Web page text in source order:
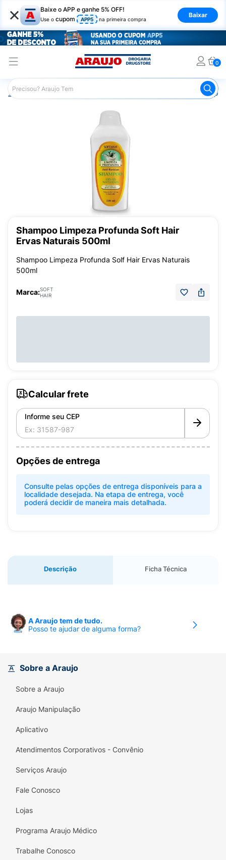
× Baixe o APP e ganhe 5% OFF!
Use o cupom APP5 na primeira compra
Baixar
0
Araujo Cabelo Cabelos de Todos os Tipos
Shampoo Limpeza Profunda Soft Hair
Ervas Naturais 500ml
Shampoo Limpeza Profunda Solf Hair Ervas Naturais
500ml
Marca:SOFT
HAIR
Calcular frete
Informe seu CEP
Opções de entrega
Consulte pelas opções de entrega disponíveis para a
localidade desejada. Na etapa de entrega, você
poderá decidir de maneira mais detalhada.
Descrição Ficha Técnica
A Araujo tem de tudo.
Posso te ajudar de alguma forma?
Sobre a Araujo
Sobre a Araujo
Araujo Manipulação
Aplicativo
Atendimentos Corporativos - Convênio
Serviços Araujo
Fale Conosco
Lojas
Programa Araujo Médico
Trabalhe Conosco